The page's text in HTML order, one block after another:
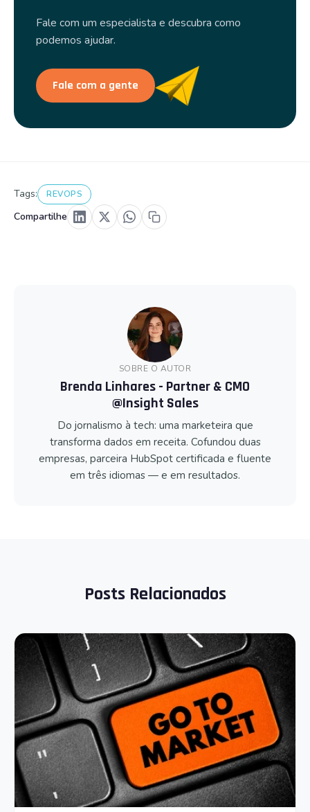
Fale com um especialista e descubra como
podemos ajudar.
Fale com a gente
Tags: REVOPS
Compartilhe
SOBRE O AUTOR
Brenda Linhares - Partner & CMO
@Insight Sales
Do jornalismo à tech: uma marketeira que
transforma dados em receita. Cofundou duas
empresas, parceira HubSpot certificada e fluente
em três idiomas — e em resultados.
Posts Relacionados